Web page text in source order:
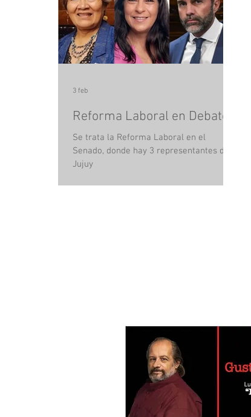
Reforma Laboral en Debate
Se trata la Reforma Laboral en el
Senado, donde hay 3 representantes de
Jujuy
3 feb